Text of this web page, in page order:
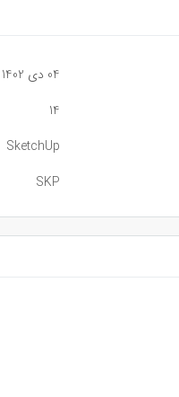
04 دی 1402
14
SketchUp
SKP